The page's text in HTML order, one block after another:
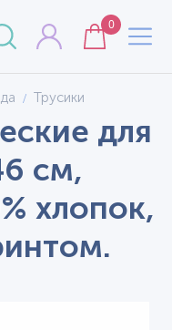
0
Трусики
для
см,
хлопок,